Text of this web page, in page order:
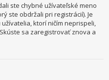
ste chybné užívateľské meno
ste obdržali pri registrácií). Je
ktorí ničím neprispeli,
sa zaregistrovať znova a